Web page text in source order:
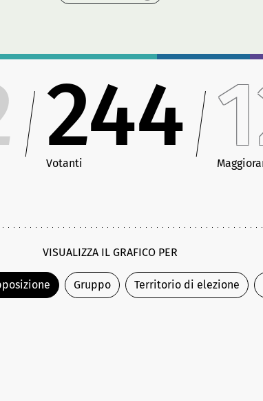
244
Votanti
VISUALIZZA IL GRAFICO PER
Gruppo Territorio di elezione